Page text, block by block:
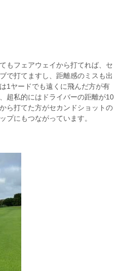
もフェアウェイから打てれば、セ
で打てますし、距離感のミスも出
1ヤードでも遠くに飛んだ方が有
超私的にはドライバーの距離が10
ら打てた方がセカンドショットの
プにもつながっています。